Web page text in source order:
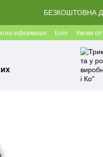
БЕЗКОШТОВНА
інформація Блог Умови